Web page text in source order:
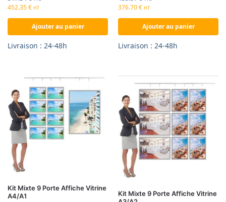
452.35€ HT
Ajouter au panier
Livraison : 24-48h
376.70€ HT
Ajouter au panier
Livraison : 24-48h
Kit Mixte 9 Porte Affiche Vitrine
A4/A1
Kit Mixte 9 Porte Affiche Vitrine